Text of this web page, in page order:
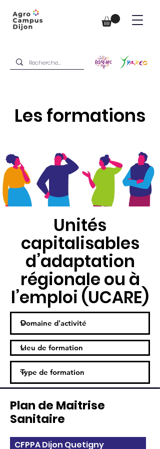
Les formations
Unités
capitalisables
d’adaptation
régionale ou à
l’emploi (UCARE)
Plan de Maitrise
Sanitaire
CFPPA Dijon Quetigny